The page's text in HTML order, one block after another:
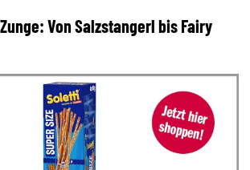
Von Salzstangerl bis Fairy